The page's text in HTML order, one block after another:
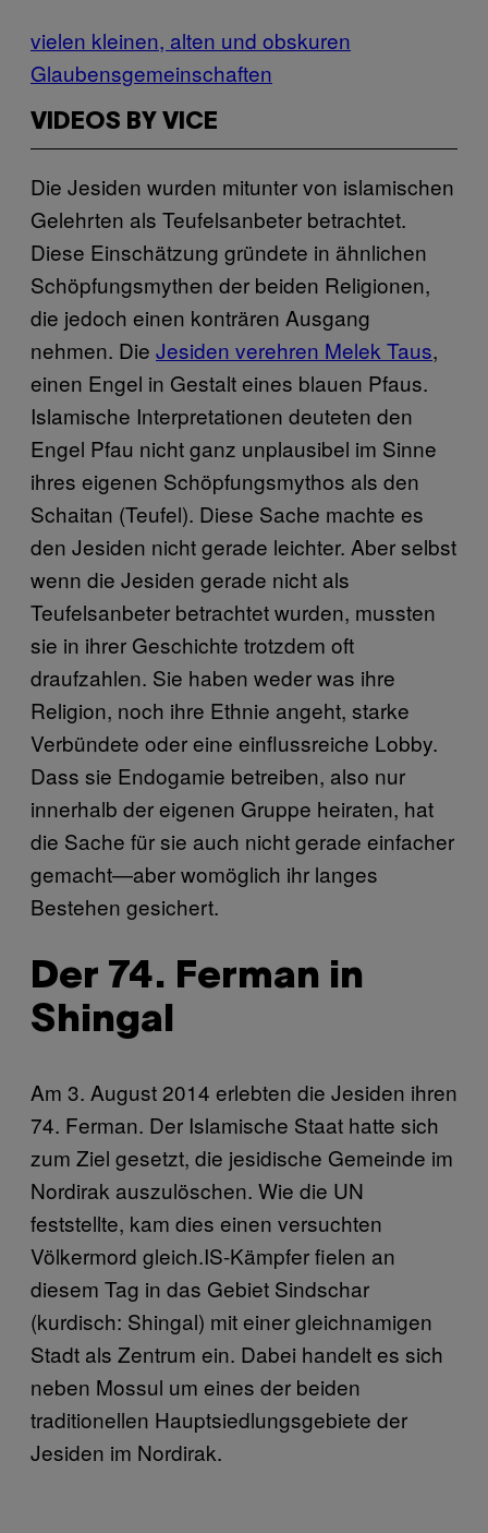
vielen kleinen, alten und obskuren
Glaubensgemeinschaften
VIDEOS BY VICE
Die Jesiden wurden mitunter von islamischen
Gelehrten als Teufelsanbeter betrachtet.
Diese Einschätzung gründete in ähnlichen
Schöpfungsmythen der beiden Religionen,
die jedoch einen konträren Ausgang
nehmen. Die Jesiden verehren Melek Taus,
einen Engel in Gestalt eines blauen Pfaus.
Islamische Interpretationen deuteten den
Engel Pfau nicht ganz unplausibel im Sinne
ihres eigenen Schöpfungsmythos als den
Schaitan (Teufel). Diese Sache machte es
den Jesiden nicht gerade leichter. Aber selbst
wenn die Jesiden gerade nicht als
Teufelsanbeter betrachtet wurden, mussten
sie in ihrer Geschichte trotzdem oft
draufzahlen. Sie haben weder was ihre
Religion, noch ihre Ethnie angeht, starke
Verbündete oder eine einflussreiche Lobby.
Dass sie Endogamie betreiben, also nur
innerhalb der eigenen Gruppe heiraten, hat
die Sache für sie auch nicht gerade einfacher
gemacht—aber womöglich ihr langes
Bestehen gesichert.
Der 74. Ferman in
Shingal
Am 3. August 2014 erlebten die Jesiden ihren
74. Ferman. Der Islamische Staat hatte sich
zum Ziel gesetzt, die jesidische Gemeinde im
Nordirak auszulöschen. Wie die UN
feststellte, kam dies einen versuchten
Völkermord gleich.IS-Kämpfer fielen an
diesem Tag in das Gebiet Sindschar
(kurdisch: Shingal) mit einer gleichnamigen
Stadt als Zentrum ein. Dabei handelt es sich
neben Mossul um eines der beiden
traditionellen Hauptsiedlungsgebiete der
Jesiden im Nordirak.